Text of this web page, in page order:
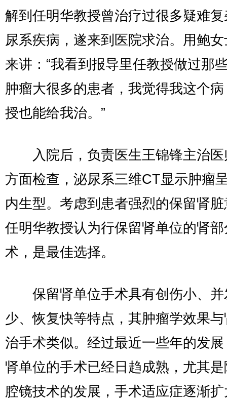
解到任明华教授曾治疗过很多疑难
尿系疾病，遂来到医院求治。用鲍
来讲：“我看到报导里任教授做过那
肿瘤大很多的患者，我觉得我这个
授也能给我治。”
入院后，负责医生王锦锋主治医
方面检查，泌尿系三维CT显示肿瘤
内生型。考虑到患者强烈的保留肾
任明华教授认为行保留肾单位的肾
术，是最佳选择。
保留肾单位手术具有创伤小、并
少、恢复快等特点，其肿瘤学效果
治手术类似。经过最近一些年的发
肾单位的手术已经日趋成熟，尤其
腔镜技术的发展，手术适应症逐渐